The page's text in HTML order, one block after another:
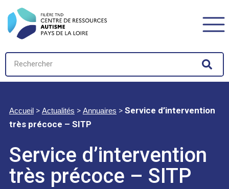
Accueil> Actualités> Annuaires> Service d’intervention
très précoce – SITP
Service d’intervention
très précoce – SITP